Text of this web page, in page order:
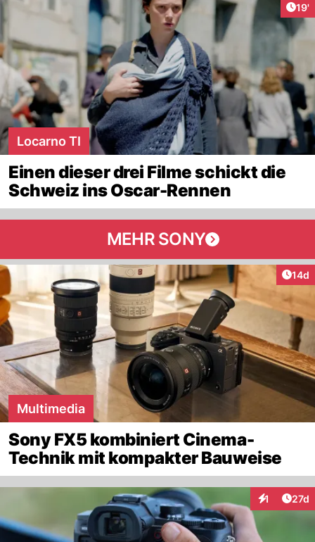
19'
Locarno TI
Einen dieser drei Filme schickt die
Schweiz ins Oscar-Rennen
MEHR SONY
14d
Multimedia
Sony FX5 kombiniert Cinema-
Technik mit kompakter Bauweise
1 27d